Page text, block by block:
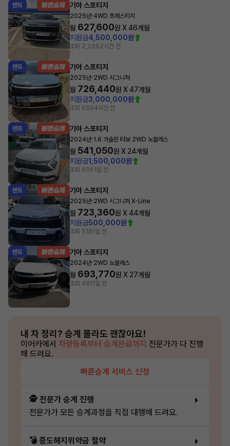
렌트 기아 스포티지
2025년·4WD 프레스티지
월 627,600원 X46개월
지원금4,500,000원
조회 2,2052시간 전
렌트 기아 스포티지
2025년·2WD 시그니처
월 726,440원 X47개월
지원금3,000,000원
조회 6554시간 전
렌트 기아 스포티지
2024년·1.6 가솔린 터보 2WD 노블레스
월 541,050원 X 24개월
지원금1,500,000원
조회 6061일 전
렌트 기아 스포티지
2025년·2WD 시그니처 X-Line
월 723,360원 X44개월
지원금500,000원
조회 5181일 전
렌트 기아 스포티지
2024년·2WD 노블레스
월 693,770원 X 27개월
조회 4911일 전
내 차 정리? 승계 몰라도 괜찮아요!
이어카에서 차량등록부터 승계완료까지 전문가가 다 진행
해 드려요.
빠른승계 서비스 신청
🕵️ 전문가 승계 진행
전문가가 모든 승계과정을 직접 대행해 드려요.
💣 중도해지위약금 절약